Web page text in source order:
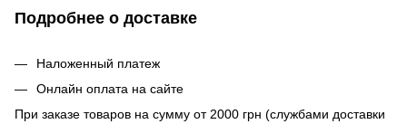
Подробнее о доставке
Наложенный платеж
Онлайн оплата на сайте
При заказе товаров на сумму от 2000 грн (службами доставки